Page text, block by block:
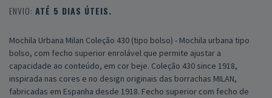
ENVIO: ATÉ 5 DIAS ÚTEIS.
Mochila Urbana Milan Coleção 430 (tipo bolso) - Mochila urbana tipo
bolso, com fecho superior enrolável que permite ajustar a
capacidade ao conteúdo, em cor beje. Coleção 430 since 1918,
inspirada nas cores e no design originais das borrachas MILAN,
fabricadas em Espanha desde 1918. Fecho superior com fecho de